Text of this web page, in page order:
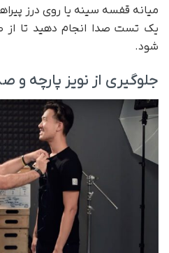
میانه قفسه سینه یا روی درز
یک تست صدا انجام دهید تا
شود.
جلوگیری از نویز